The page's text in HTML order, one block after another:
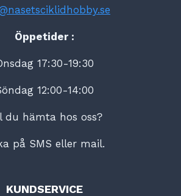
Öppetider :
17:30-19:30
12:00-14:00
du hämta hos oss?
på SMS eller mail.
KUNDSERVICE